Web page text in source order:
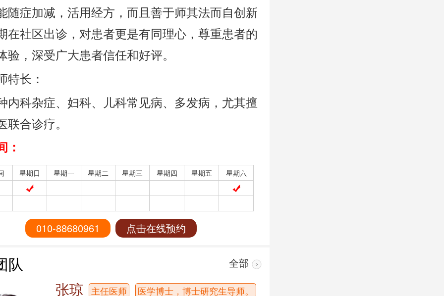
随症加减，活用经方，而且善于师其法而自创新
在社区出诊，对患者更是有同理心，尊重患者的
验，深受广大患者信任和好评。
特长：
内科杂症、妇科、儿科常见病、多发病，尤其擅
联合诊疗。
：
星期日 星期一 星期二 星期三 星期四 星期五 星期六
010-88680961 点击在线预约
队 全部
张琼 主任医师 医学博士，博士研究生导师。